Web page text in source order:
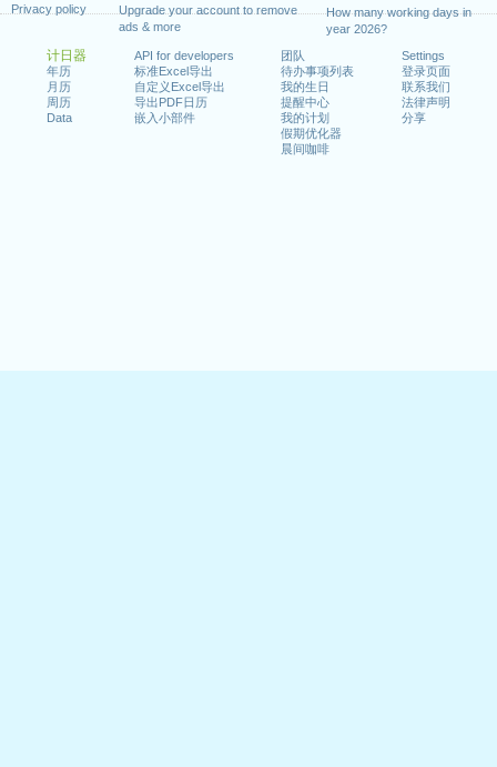
Privacy policy
Upgrade your account to remove
ads & more
How many working days in
year 2026?
计日器
年历
月历
周历
Data
API for developers
标准Excel导出
自定义Excel导出
导出PDF日历
嵌入小部件
团队
待办事项列表
我的生日
提醒中心
我的计划
假期优化器
晨间咖啡
Settings
登录页面
联系我们
法律声明
分享